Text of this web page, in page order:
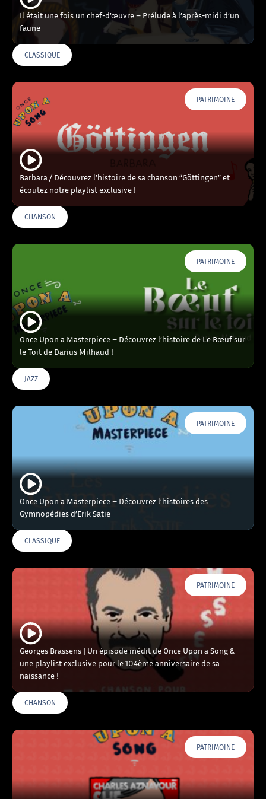
Il était une fois un chef-d’œuvre – Prélude à l’après-midi d’un
faune
CLASSIQUE
PATRIMOINE
Barbara / Découvrez l’histoire de sa chanson “Göttingen” et
écoutez notre playlist exclusive !
CHANSON
PATRIMOINE
Once Upon a Masterpiece – Découvrez l’histoire de Le Bœuf sur
le Toit de Darius Milhaud !
JAZZ
PATRIMOINE
Once Upon a Masterpiece – Découvrez l’histoires des
Gymnopédies d’Erik Satie
CLASSIQUE
PATRIMOINE
Georges Brassens | Un épisode inédit de Once Upon a Song &
une playlist exclusive pour le 104ème anniversaire de sa
naissance !
CHANSON
PATRIMOINE